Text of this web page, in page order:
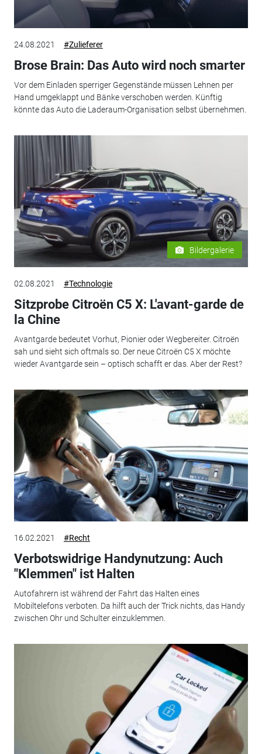
24.08.2021 #Zulieferer
Brose Brain: Das Auto wird noch smarter
Vor dem Einladen sperriger Gegenstände müssen Lehnen per
Hand umgeklappt und Bänke verschoben werden. Künftig
könnte das Auto die Laderaum-Organisation selbst übernehmen.
Bildergalerie
02.08.2021 #Technologie
Sitzprobe Citroën C5 X: L'avant-garde de
la Chine
Avantgarde bedeutet Vorhut, Pionier oder Wegbereiter. Citroën
sah und sieht sich oftmals so. Der neue Citroën C5 X möchte
wieder Avantgarde sein – optisch schafft er das. Aber der Rest?
16.02.2021 #Recht
Verbotswidrige Handynutzung: Auch
"Klemmen" ist Halten
Autofahrern ist während der Fahrt das Halten eines
Mobiltelefons verboten. Da hilft auch der Trick nichts, das Handy
zwischen Ohr und Schulter einzuklemmen.